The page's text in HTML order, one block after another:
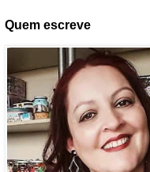
Quem escreve